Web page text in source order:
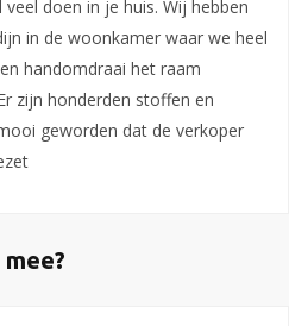
doen in je huis. Wij hebben
in de woonkamer waar we heel
handomdraai het raam
zijn honderden stoffen en
geworden dat de verkoper